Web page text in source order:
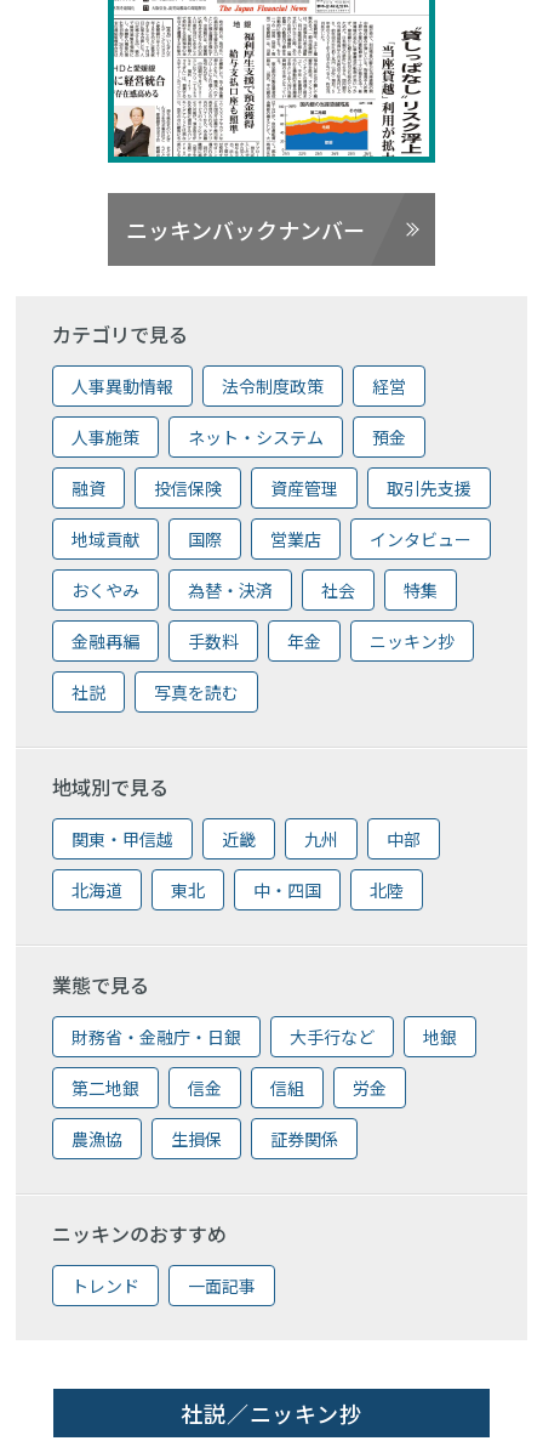
ニッキンバックナンバー
カテゴリで見る
人事異動情報 法令制度政策 経営
人事施策 ネット・システム 預金
融資 投信保険 資産管理 取引先支援
地域貢献 国際 営業店 インタビュー
おくやみ 為替・決済 社会 特集
金融再編 手数料 年金 ニッキン抄
社説 写真を読む
地域別で見る
関東・甲信越 近畿 九州 中部
北海道 東北 中・四国 北陸
業態で見る
財務省・金融庁・日銀 大手行など 地銀
第二地銀 信金 信組 労金
農漁協 生損保 証券関係
ニッキンのおすすめ
トレンド 一面記事
社説／ニッキン抄